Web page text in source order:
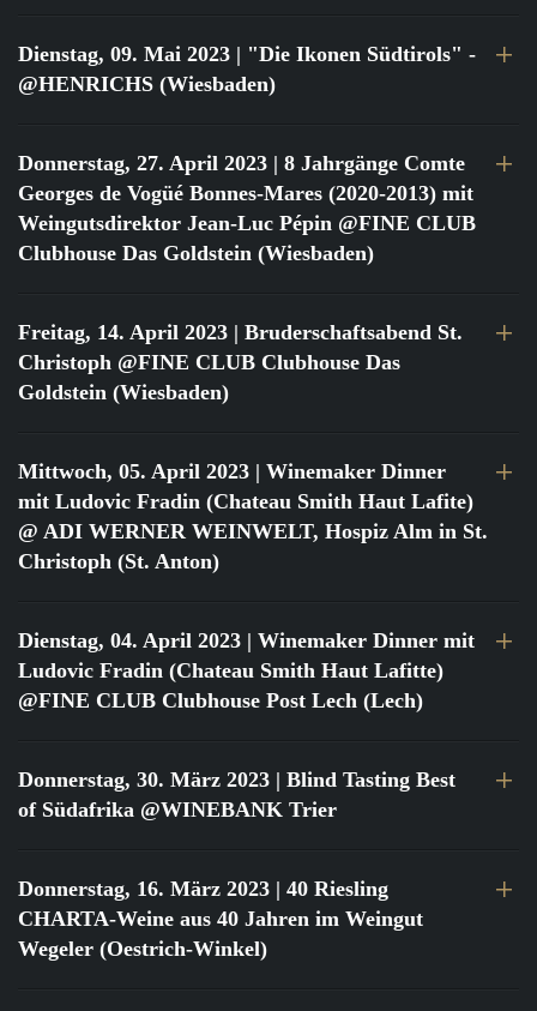
Dienstag, 09. Mai 2023 | "Die Ikonen Südtirols" -
@HENRICHS (Wiesbaden)
Donnerstag, 27. April 2023 | 8 Jahrgänge Comte
Georges de Vogüé Bonnes-Mares (2020-2013) mit
Weingutsdirektor Jean-Luc Pépin @FINE CLUB
Clubhouse Das Goldstein (Wiesbaden)
Freitag, 14. April 2023 | Bruderschaftsabend St.
Christoph @FINE CLUB Clubhouse Das
Goldstein (Wiesbaden)
Mittwoch, 05. April 2023 | Winemaker Dinner
mit Ludovic Fradin (Chateau Smith Haut Lafite)
@ ADI WERNER WEINWELT, Hospiz Alm in St.
Christoph (St. Anton)
Dienstag, 04. April 2023 | Winemaker Dinner mit
Ludovic Fradin (Chateau Smith Haut Lafitte)
@FINE CLUB Clubhouse Post Lech (Lech)
Donnerstag, 30. März 2023 | Blind Tasting Best
of Südafrika @WINEBANK Trier
Donnerstag, 16. März 2023 | 40 Riesling
CHARTA-Weine aus 40 Jahren im Weingut
Wegeler (Oestrich-Winkel)